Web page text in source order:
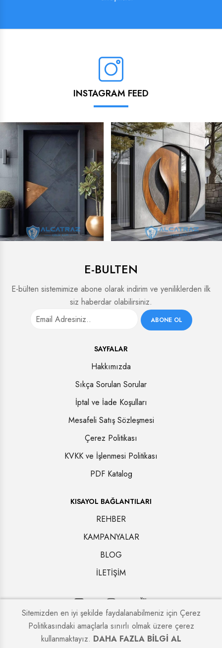
INSTAGRAM FEED
E-BULTEN
E-bülten sistemimize abone olarak indirim ve yeniliklerden ilk
siz haberdar olabilirsiniz.
ABONE OL
SAYFALAR
Hakkımızda
Sıkça Sorulan Sorular
İptal ve İade Koşulları
Mesafeli Satış Sözleşmesi
Çerez Politikası
KVKK ve İşlenmesi Politikası
PDF Katalog
KISAYOL BAĞLANTILARI
REHBER
KAMPANYALAR
BLOG
İLETİŞİM
Copyright © 2024. All rights reserved.Alcatraz Çelik Kapı
Sitemizden en iyi şekilde faydalanabilmeniz için Çerez
Politikasındaki amaçlarla sınırlı olmak üzere çerez
kullanmaktayız. DAHA FAZLA BİLGİ AL